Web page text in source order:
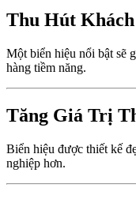
Thu Hút
Một biển hiệu nổi bật sẽ
hàng tiềm năng.
Tăng Giá Trị
Biển hiệu được thiết kế
nghiệp hơn.